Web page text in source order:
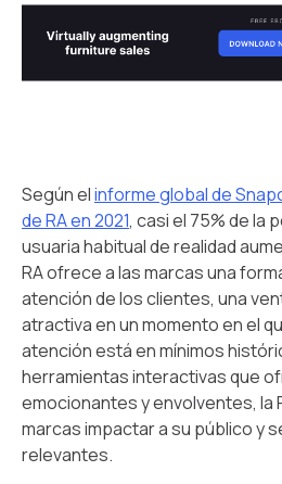
Según elinforme global de
de RA en 2021, casi el 75% de la
usuaria habitual de realidad
RA ofrece a las marcas una
atención de los clientes, una
atractiva en un momento en el
atención está en mínimos
herramientas interactivas que
emocionantes y envolventes, la
marcas impactar a su público y
relevantes.